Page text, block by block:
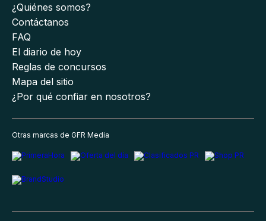
¿Quiénes somos?
Contáctanos
FAQ
El diario de hoy
Reglas de concursos
Mapa del sitio
¿Por qué confiar en nosotros?
Otras marcas de GFR Media